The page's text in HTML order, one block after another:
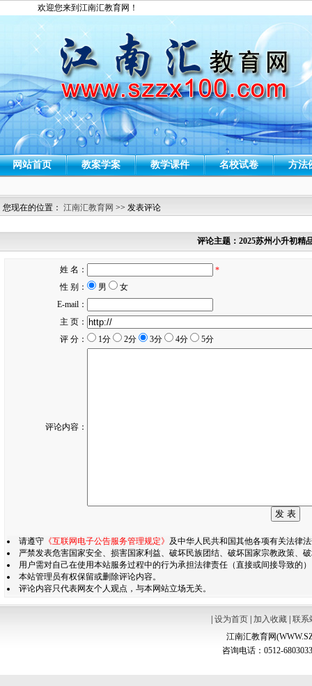
欢迎您来到江南汇教育网！
网站首页 教案学案 教学课件 名校试卷 方法
您现在的位置： 江南汇教育网 >> 发表评论
评论主题：2025苏州小升初精
姓 名：
*
性 别：
男
女
E-mail：
主 页：
评 分：
1分 2分 3分 4分 5分
评论内容：
请遵守 《互联网电子公告服务管理规定》 及中华人民共和国其他各项有关法律
严禁发表危害国家安全、损害国家利益、破坏民族团结、破坏国家宗教政策、
用户需对自己在使用本站服务过程中的行为承担法律责任（直接或间接导致的
本站管理员有权保留或删除评论内容。
评论内容只代表网友个人观点，与本网站立场无关。
设为首页| 加入收藏| 联系
江南汇教育网
咨询电话：0512-